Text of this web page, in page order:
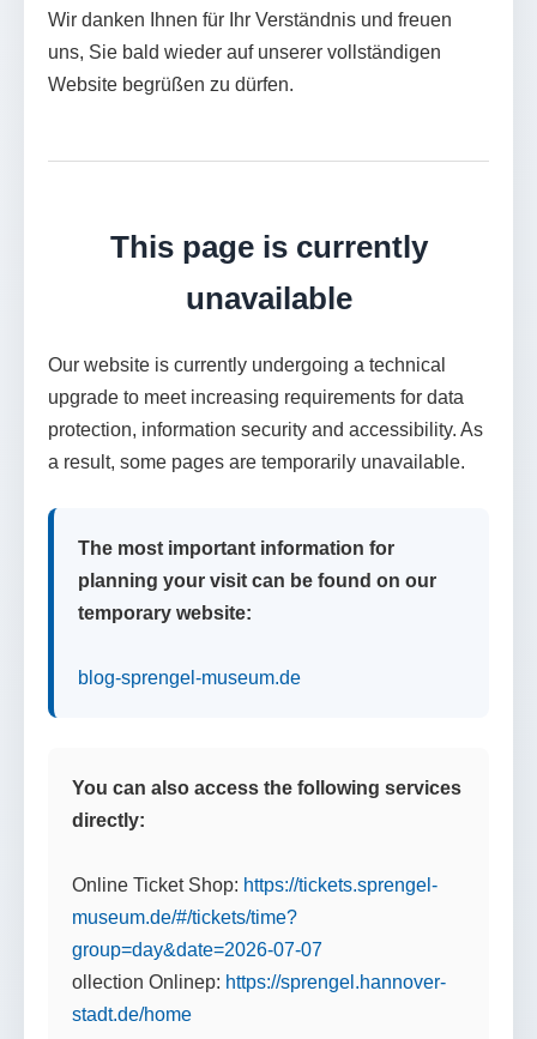
Wir danken Ihnen für Ihr Verständnis und freuen
uns, Sie bald wieder auf unserer vollständigen
Website begrüßen zu dürfen.
This page is currently
unavailable
Our website is currently undergoing a technical
upgrade to meet increasing requirements for data
protection, information security and accessibility. As
a result, some pages are temporarily unavailable.
The most important information for
planning your visit can be found on our
temporary website:
blog-sprengel-museum.de
You can also access the following services
directly:
Online Ticket Shop: https://tickets.sprengel-
museum.de/#/tickets/time?
group=day&date=2026-07-07
ollection Onlinep: https://sprengel.hannover-
stadt.de/home